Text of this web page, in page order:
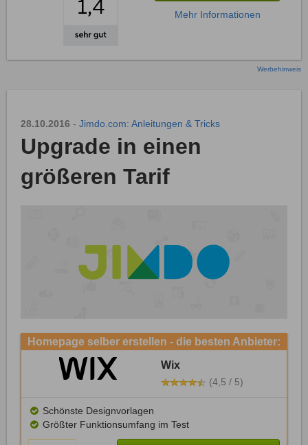
Mehr Informationen
Werbehinweis
28.10.2016 - Jimdo.com: Anleitungen & Tricks
Upgrade in einen
größeren Tarif
Homepage selber erstellen - die besten Anbieter:
Wix
(4,5 / 5)
Schönste Designvorlagen
Größter Funktionsumfang im Test